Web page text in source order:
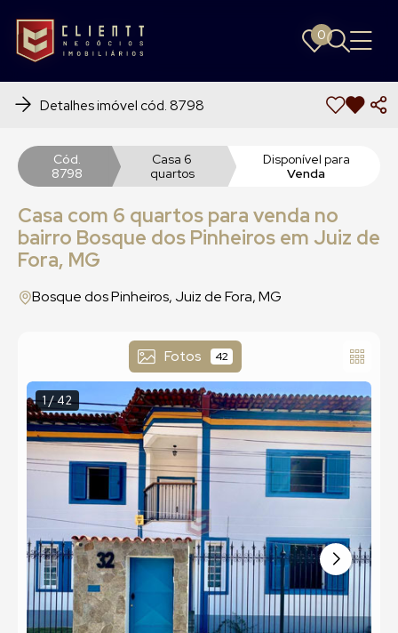
0
0
Detalhes imóvel cód. 8798
Cód.
8798
Casa 6
quartos
Disponível para
Venda
Casa com 6 quartos para venda no
bairro Bosque dos Pinheiros em Juiz de
Fora, MG
Bosque dos Pinheiros, Juiz de Fora, MG
Fotos 42
1 / 42